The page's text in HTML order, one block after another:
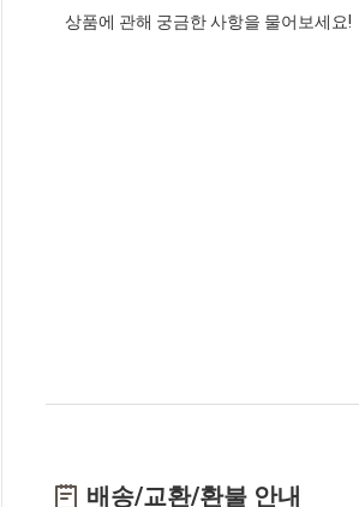
상품에 관해 궁금한 사항을 물어보세요!
배송/교환/환불 안내